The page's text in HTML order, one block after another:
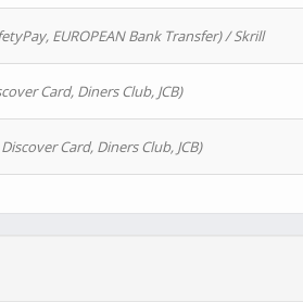
EUROPEAN Bank Transfer) / Skrill
Card, Diners Club, JCB)
Card, Diners Club, JCB)